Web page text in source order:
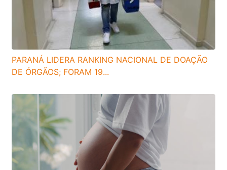
PARANÁ LIDERA RANKING NACIONAL DE DOAÇÃO
DE ÓRGÃOS; FORAM 19...